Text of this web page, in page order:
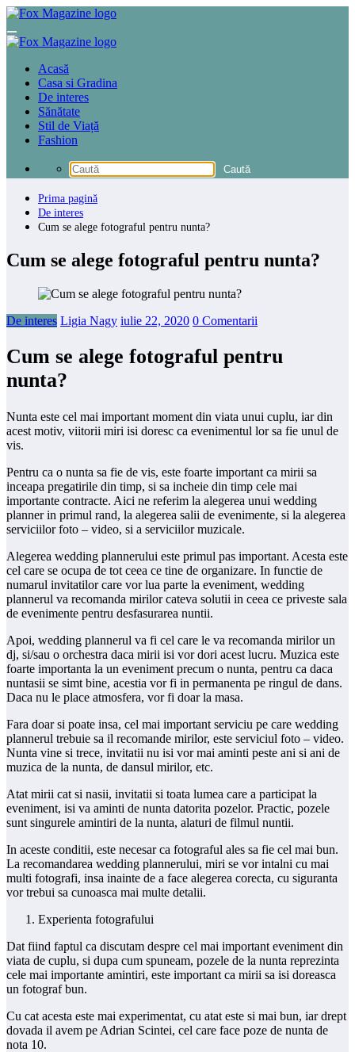
Sari
conținut
Acasă
Casa si Gradina
De interes
Sănătate
Stil de Viață
Fashion
Prima pagină
De interes
Cum se alege fotograful pentru nunta?
Cum se alege fotograful pentru nunta?
De interes Ligia Nagy iulie 22, 2020 0 Comentarii
Cum se alege fotograful pentru
nunta?
Nunta este cel mai important moment din viata unui cuplu, iar din
acest motiv, viitorii miri isi doresc ca evenimentul lor sa fie unul de
vis.
Pentru ca o nunta sa fie de vis, este foarte important ca mirii sa
inceapa pregatirile din timp, si sa incheie din timp cele mai
importante contracte. Aici ne referim la alegerea unui wedding
planner in primul rand, la alegerea salii de evenimente, si la alegerea
serviciilor foto – video, si a serviciilor muzicale.
Alegerea wedding plannerului este primul pas important. Acesta este
cel care se ocupa de tot ceea ce tine de organizare. In functie de
numarul invitatilor care vor lua parte la eveniment, wedding
plannerul va recomanda mirilor cateva solutii in ceea ce priveste sala
de evenimente pentru desfasurarea nuntii.
Apoi, wedding plannerul va fi cel care le va recomanda mirilor un
dj, si/sau o orchestra daca mirii isi vor dori acest lucru. Muzica este
foarte importanta la un eveniment precum o nunta, pentru ca daca
nuntasii se simt bine, acestia vor fi in permanenta pe ringul de dans.
Daca nu le place atmosfera, vor fi doar la masa.
Fara doar si poate insa, cel mai important serviciu pe care wedding
plannerul trebuie sa il recomande mirilor, este serviciul foto – video.
Nunta vine si trece, invitatii nu isi vor mai aminti peste ani si ani de
muzica de la nunta, de dansul mirilor, etc.
Atat mirii cat si nasii, invitatii si toata lumea care a participat la
eveniment, isi va aminti de nunta datorita pozelor. Practic, pozele
sunt singurele amintiri de la nunta, alaturi de filmul nuntii.
In aceste conditii, este necesar ca fotograful ales sa fie cel mai bun.
La recomandarea wedding plannerului, miri se vor intalni cu mai
multi fotografi, insa inainte de a face alegerea corecta, cu siguranta
vor trebui sa cunoasca mai multe detalii.
Experienta fotografului
Dat fiind faptul ca discutam despre cel mai important eveniment din
viata de cuplu, si dupa cum spuneam, pozele de la nunta reprezinta
cele mai importante amintiri, este important ca mirii sa isi doreasca
un fotograf bun.
Cu cat acesta este mai experimentat, cu atat este si mai bun, iar drept
dovada il avem pe Adrian Scintei, cel care face poze de nunta de
nota 10.